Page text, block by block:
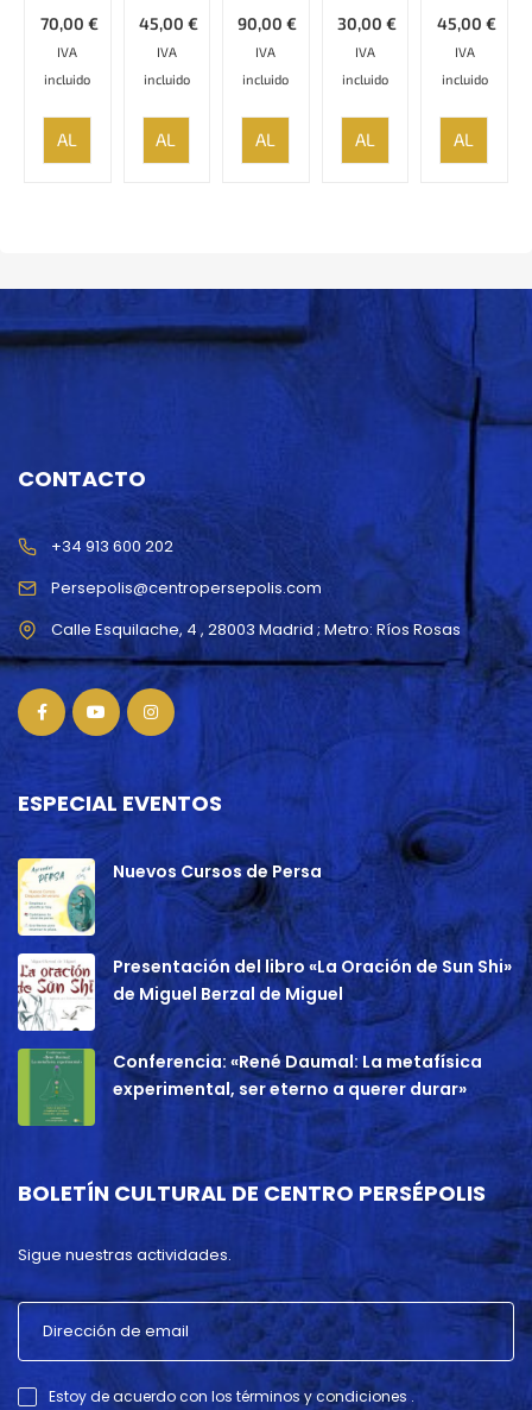
€
70,00
IVA
incluido
AL
CARRITO
€
45,00
IVA
incluido
AL
CARRITO
€
90,00
IVA
incluido
AL
CARRITO
€
30,00
IVA
incluido
AL
CARRITO
€
45,00
IVA
incluido
AL
CARRITO
CONTACTO
Persepolis@centropersepolis.com
+34 913 600 202
ESPECIAL EVENTOS
Nuevos Cursos de Persa
Presentación del libro «La Oración de Sun Shi»
de Miguel Berzal de Miguel
Conferencia: «René Daumal: La metafísica
experimental, ser eterno a querer durar»
BOLETÍN CULTURAL DE CENTRO PERSÉPOLIS
Sigue nuestras actividades.
Estoy de acuerdo con los términos y condiciones .